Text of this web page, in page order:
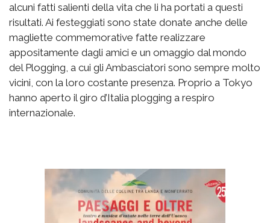
alcuni fatti salienti della vita che li ha portati a questi
risultati. Ai festeggiati sono state donate anche delle
magliette commemorative fatte realizzare
appositamente dagli amici e un omaggio dal mondo
del Plogging, a cui gli Ambasciatori sono sempre molto
vicini, con la loro costante presenza. Proprio a Tokyo
hanno aperto il giro d’Italia plogging a respiro
internazionale.